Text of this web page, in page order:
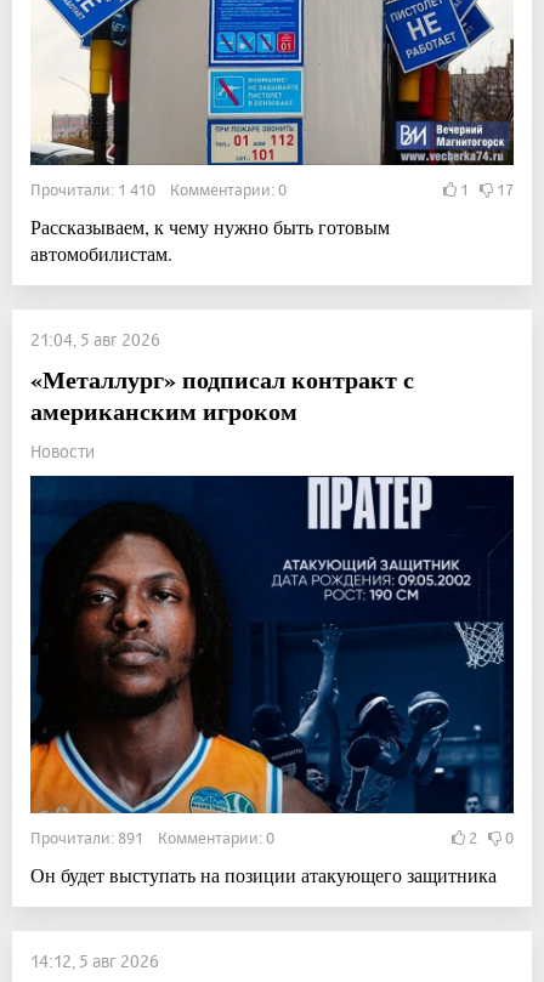
Прочитали: 1 410 Комментарии: 0 1 17
Рассказываем, к чему нужно быть готовым
автомобилистам.
21:04, 5 авг 2026
«Металлург» подписал контракт с
американским игроком
Новости
Прочитали: 891 Комментарии: 0 2 0
Он будет выступать на позиции атакующего защитника
14:12, 5 авг 2026